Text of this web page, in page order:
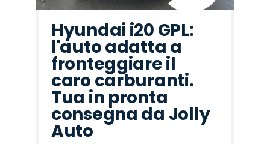
Hyundai i20 GPL:
l'auto adatta a
fronteggiare il
caro carburanti.
Tua in pronta
consegna da Jolly
Auto